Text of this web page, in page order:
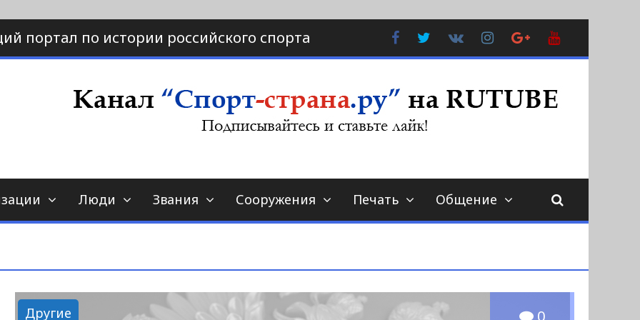
портал по истории российского спорта FacebookTwitter
Контакте
Instagram
Google
Plus
страна.ру
по истории спорта
Люди Звания Сооружения Печать Общение
Другие 0